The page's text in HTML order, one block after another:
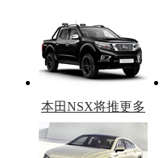
本田NSX将推更多
车型